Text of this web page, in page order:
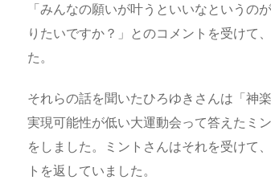
「みんなの願いが叶うといいなという
りたいですか？」とのコメントを受けて
た。
それらの話を聞いたひろゆきさんは「神
実現可能性が低い大運動会って答えたミ
をしました。ミントさんはそれを受けて
トを返していました。